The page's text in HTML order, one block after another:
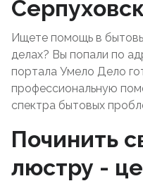
Ищете помощь в
делах? Вы попали по
портала Умело Дело
профессиональную
спектра бытовых
Починить
люстру -